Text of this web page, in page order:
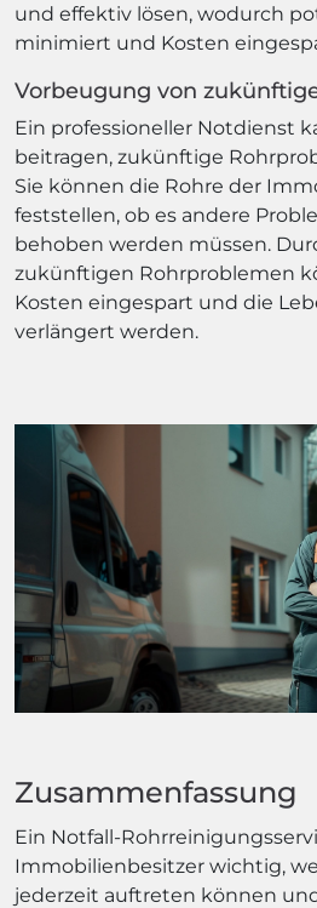
und effektiv lösen, wodurch
minimiert und Kosten
Vorbeugung von
Ein professioneller Notdienst
beitragen, zukünftige
Sie können die Rohre der
feststellen, ob es andere
behoben werden müssen.
zukünftigen Rohrproblemen
Kosten eingespart und die
verlängert werden.
Zusammenfassung
Ein Notfall-
Immobilienbesitzer wichtig,
jederzeit auftreten können